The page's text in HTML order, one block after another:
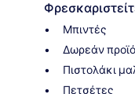
Μπιντές
Δωρεάν
Πιστολάκι
Πετσέτες